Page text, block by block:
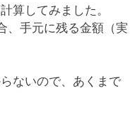
算してみました。
、手元に残る金額（実
ないので、あくまで